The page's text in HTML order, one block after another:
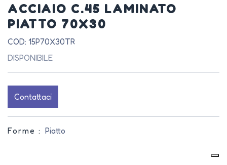
ACCIAIO C.45 LAMINATO
PIATTO 70X30
COD: 15P70X30TR
DISPONIBILE
Contattaci
Forme : Piatto